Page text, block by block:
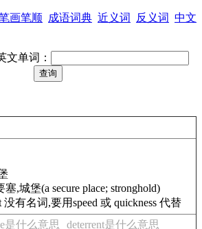
画笔顺 成语词典 近义词 反义词 中文
文单词：
塞,城堡(a secure place; stronghold)
没有名词,要用speed 或 quickness 代替
是什么意思
deterrent是什么意思